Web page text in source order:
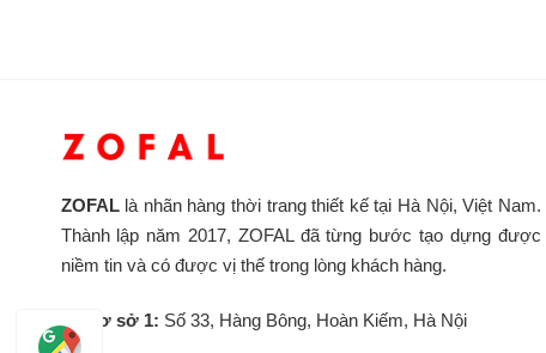
ZOFALlà nhãn hàng thời trang thiết kế tại Hà Nội, Việt Nam.
Thành lập năm 2017, ZOFAL đã từng bước tạo dựng được
niềm tin và có được vị thế trong lòng khách hàng.
Cơ sở 1: Số 33, Hàng Bông, Hoàn Kiếm, Hà Nội